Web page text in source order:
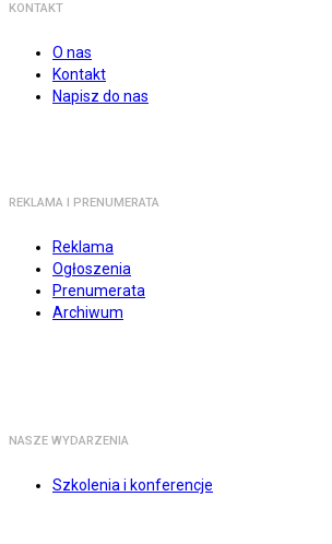
KONTAKT
O nas
Kontakt
Napisz do nas
REKLAMA I PRENUMERATA
Reklama
Ogłoszenia
Prenumerata
Archiwum
NASZE WYDARZENIA
Szkolenia i konferencje